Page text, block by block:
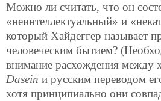
Можно ли считать, что он
«неинтеллектуальный» и
который Хайдеггер называет
человеческим бытием?
внимание расхождения между
Dasein и русским переводом
хотя принципиально они